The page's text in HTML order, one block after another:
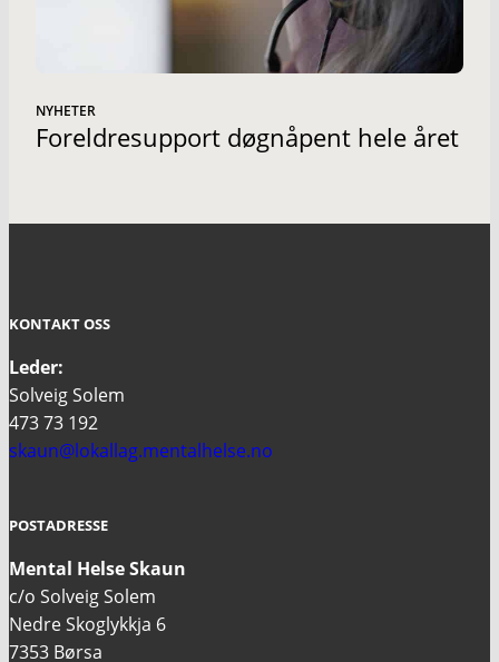
NYHETER
Foreldresupport døgnåpent hele året
KONTAKT OSS
Leder:
Solveig Solem
473 73 192
skaun@lokallag.mentalhelse.no
POSTADRESSE
Mental Helse Skaun
c/o Solveig Solem
Nedre Skoglykkja 6
7353 Børsa